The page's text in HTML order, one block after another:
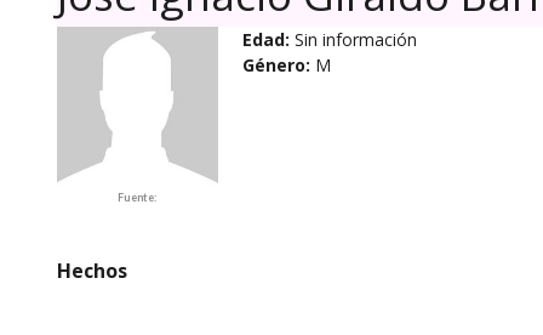
Fuente:
Edad: Sin información
Género: M
Hechos